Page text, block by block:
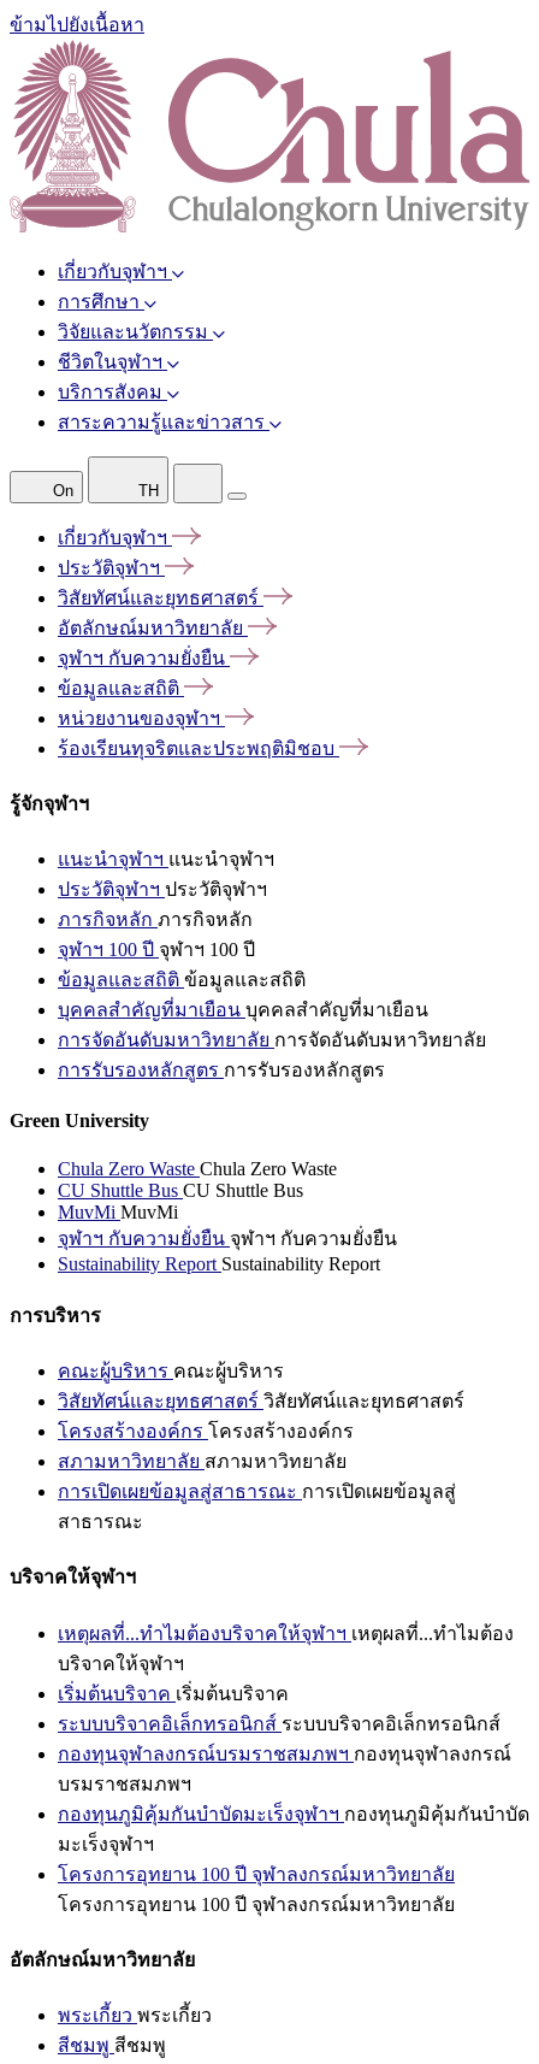
ข้ามไปยังเนื้อหา
เกี่ยวกับจุฬาฯ
การศึกษา
วิจัยและนวัตกรรม
ชีวิตในจุฬาฯ
บริการสังคม
สาระความรู้และข่าวสาร
On TH
เกี่ยวกับจุฬาฯ
ประวัติจุฬาฯ
วิสัยทัศน์และยุทธศาสตร์
อัตลักษณ์มหาวิทยาลัย
จุฬาฯ กับความยั่งยืน
ข้อมูลและสถิติ
หน่วยงานของจุฬาฯ
ร้องเรียนทุจริตและประพฤติมิชอบ
รู้จักจุฬาฯ
แนะนำจุฬาฯ แนะนำจุฬาฯ
ประวัติจุฬาฯ ประวัติจุฬาฯ
ภารกิจหลัก ภารกิจหลัก
จุฬาฯ 100 ปี จุฬาฯ 100 ปี
ข้อมูลและสถิติ ข้อมูลและสถิติ
บุคคลสำคัญที่มาเยือน บุคคลสำคัญที่มาเยือน
การจัดอันดับมหาวิทยาลัย การจัดอันดับมหาวิทยาลัย
การรับรองหลักสูตร การรับรองหลักสูตร
Green University
Chula Zero Waste Chula Zero Waste
CU Shuttle Bus CU Shuttle Bus
MuvMi MuvMi
จุฬาฯ กับความยั่งยืน จุฬาฯ กับความยั่งยืน
Sustainability Report Sustainability Report
การบริหาร
คณะผู้บริหาร คณะผู้บริหาร
วิสัยทัศน์และยุทธศาสตร์ วิสัยทัศน์และยุทธศาสตร์
โครงสร้างองค์กร โครงสร้างองค์กร
สภามหาวิทยาลัย สภามหาวิทยาลัย
การเปิดเผยข้อมูลสู่สาธารณะ การเปิดเผยข้อมูลสู่
สาธารณะ
บริจาคให้จุฬาฯ
เหตุผลที่...ทำไมต้องบริจาคให้จุฬาฯ เหตุผลที่...ทำไมต้อง
บริจาคให้จุฬาฯ
เริ่มต้นบริจาค เริ่มต้นบริจาค
ระบบบริจาคอิเล็กทรอนิกส์ ระบบบริจาคอิเล็กทรอนิกส์
กองทุนจุฬาลงกรณ์บรมราชสมภพฯ กองทุนจุฬาลงกรณ์
บรมราชสมภพฯ
กองทุนภูมิคุ้มกันบำบัดมะเร็งจุฬาฯ กองทุนภูมิคุ้มกันบำบัด
มะเร็งจุฬาฯ
โครงการอุทยาน 100 ปี จุฬาลงกรณ์มหาวิทยาลัย
โครงการอุทยาน 100 ปี จุฬาลงกรณ์มหาวิทยาลัย
อัตลักษณ์มหาวิทยาลัย
พระเกี้ยว พระเกี้ยว
สีชมพู สีชมพู